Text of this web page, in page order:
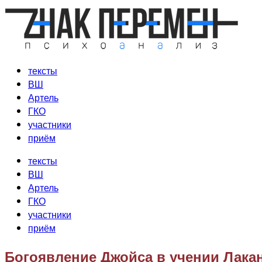
Перейти
содержимому
тексты
ВШ
Артель
ГКО
участники
приём
тексты
ВШ
Артель
ГКО
участники
приём
Богоявление Джойса в учении